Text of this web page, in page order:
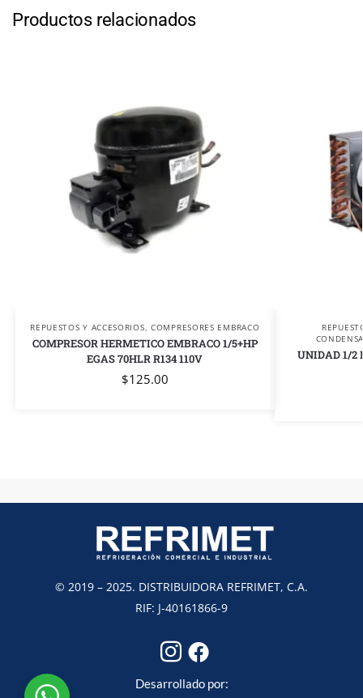
Productos relacionados
REPUESTOS Y ACCESORIOS COMPRESORES EMBRACO
COMPRESOR HERMETICO EMBRACO 1/5+HP
EGAS 70HLR R134 110V
$125.00
UNIDAD 1/2
© 2019 – 2025. DISTRIBUIDORA REFRIMET, C.A.
RIF: J-40161866-9
Desarrollado por: